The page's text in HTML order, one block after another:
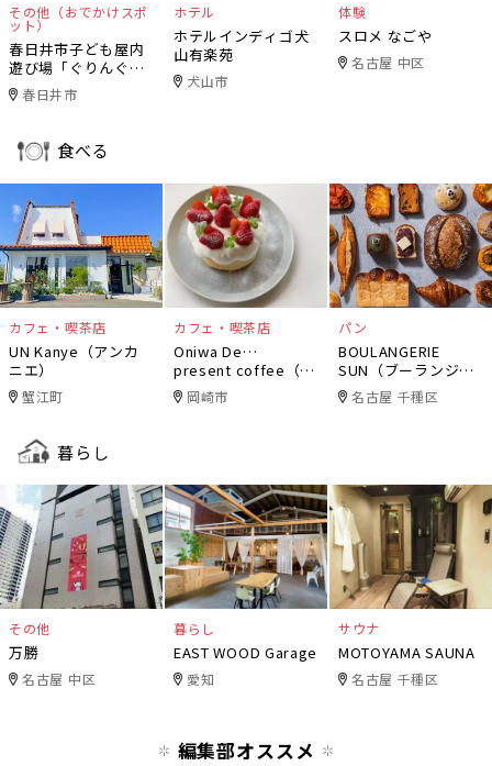
その他（おでかけスポ
ット）
春日井市子ども屋内
遊び場「ぐりんぐり
ん」春日井市
ホテル
ホテルインディゴ犬
山有楽苑
犬山市
体験
スロメ なごや
名古屋 中区
食べる
カフェ・喫茶店
UN Kanye（アンカ
ニエ）
蟹江町
カフェ・喫茶店
Oniwa De…
present coffee（オ
ニワデ）
岡崎市
パン
BOULANGERIE
SUN（ブーランジェ
リー・サン）
名古屋 千種区
暮らし
その他
万勝
名古屋 中区
暮らし
EAST WOOD Garage
愛知
サウナ
MOTOYAMA SAUNA
名古屋 千種区
編集部オススメ